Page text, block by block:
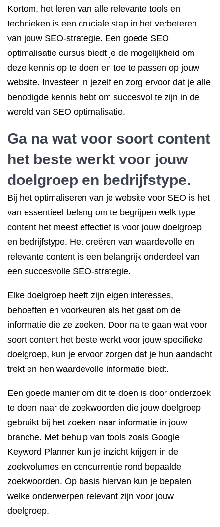
Kortom, het leren van alle relevante tools en
technieken is een cruciale stap in het verbeteren
van jouw SEO-strategie. Een goede SEO
optimalisatie cursus biedt je de mogelijkheid om
deze kennis op te doen en toe te passen op jouw
website. Investeer in jezelf en zorg ervoor dat je alle
benodigde kennis hebt om succesvol te zijn in de
wereld van SEO optimalisatie.
Ga na wat voor soort content
het beste werkt voor jouw
doelgroep en bedrijfstype.
Bij het optimaliseren van je website voor SEO is het
van essentieel belang om te begrijpen welk type
content het meest effectief is voor jouw doelgroep
en bedrijfstype. Het creëren van waardevolle en
relevante content is een belangrijk onderdeel van
een succesvolle SEO-strategie.
Elke doelgroep heeft zijn eigen interesses,
behoeften en voorkeuren als het gaat om de
informatie die ze zoeken. Door na te gaan wat voor
soort content het beste werkt voor jouw specifieke
doelgroep, kun je ervoor zorgen dat je hun aandacht
trekt en hen waardevolle informatie biedt.
Een goede manier om dit te doen is door onderzoek
te doen naar de zoekwoorden die jouw doelgroep
gebruikt bij het zoeken naar informatie in jouw
branche. Met behulp van tools zoals Google
Keyword Planner kun je inzicht krijgen in de
zoekvolumes en concurrentie rond bepaalde
zoekwoorden. Op basis hiervan kun je bepalen
welke onderwerpen relevant zijn voor jouw
doelgroep.